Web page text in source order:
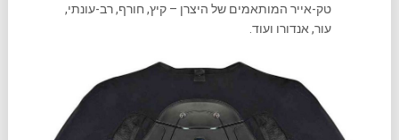
טק-אייר המותאמים של היצרן – קיץ, חורף, רב-עונתי,
עור, אנדורו ועוד.